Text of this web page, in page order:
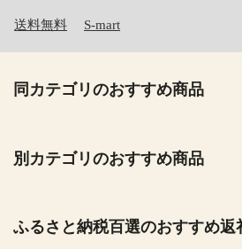
送料無料 S-mart
同カテゴリのおすすめ商品
別カテゴリのおすすめ商品
ふるさと納税百選のおすすめ返